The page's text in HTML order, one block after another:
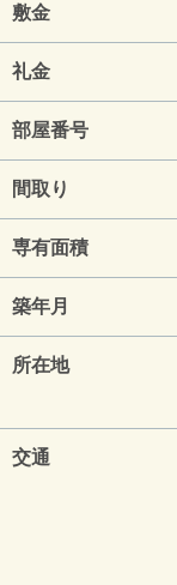
敷金
礼金
部屋番号
間取り
専有面積
築年月
所在地
交通